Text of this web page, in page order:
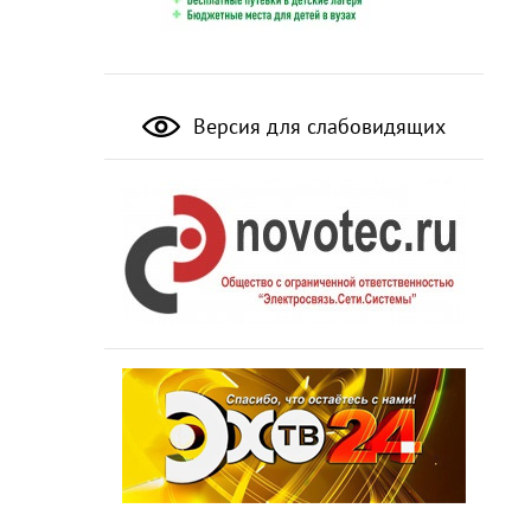
Версия для слабовидящих